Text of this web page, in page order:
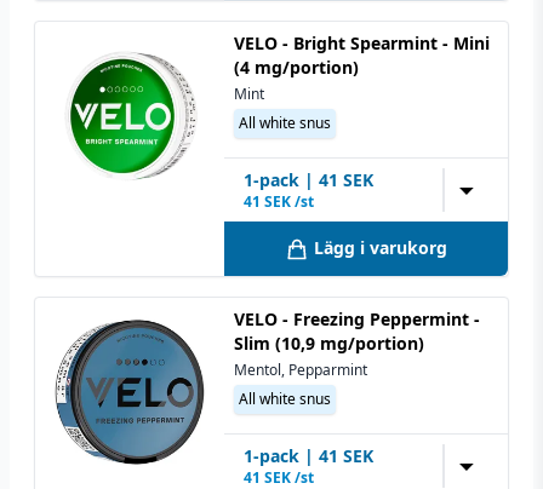
VELO - Bright Spearmint - Mini
(4 mg/portion)
Mint
All white snus
1-pack | 41 SEK
41 SEK /st
▼
Lägg i varukorg
VELO - Freezing Peppermint -
Slim (10,9 mg/portion)
Mentol, Pepparmint
All white snus
1-pack | 41 SEK
41 SEK /st
▼